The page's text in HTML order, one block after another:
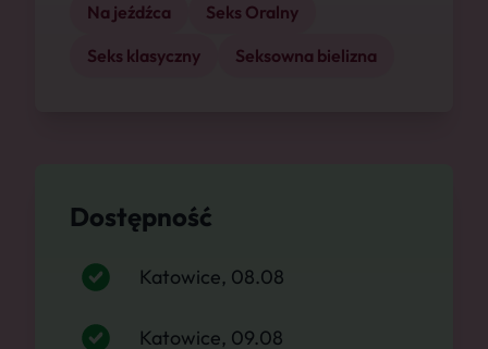
Na jeźdźca
Seks Oralny
Seks klasyczny
Seksowna bielizna
Dostępność
Katowice, 08.08
Katowice, 09.08